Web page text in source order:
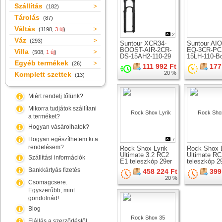
Szállítás (182)
Tárolás (87)
Váltás (1198, 3 új)
Váz (293)
Villa (508, 1 új)
Egyéb termékek (26)
Komplett szettek (13)
Miért rendelj tőlünk?
Mikorra tudjátok szállítani
a terméket?
Hogyan vásárolhatok?
Hogyan egészíthetem ki a
rendelésem?
Szállítási információk
Bankkártyás fizetés
Csomagcsere.
Egyszerűbb, mint
gondolnád!
Blog
2
Suntour XCR34-
BOOST-AIR-2CR-
DS-15AH2-110-29
teleszkóp 29er
kerékhez111 992 Ft
20 %
Suntour
EQ-3CR-
15LH-110-
teleszkóp
kerékhez
7
Rock Shox Lyrik
Ultimate 3.2 RC2
E1 teleszkóp 29er
kerékhez458 224 Ft
20 %
Rock Shox
Ultimate
teleszkóp
kerékhez